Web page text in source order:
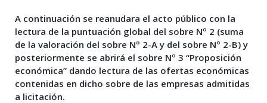
A continuación se reanudara el acto público con la
lectura de la puntuación global del sobre Nº 2 (suma
de la valoración del sobre Nº 2-A y del sobre Nº 2-B) y
posteriormente se abrirá el sobre Nº 3 “Proposición
económica” dando lectura de las ofertas económicas
contenidas en dicho sobre de las empresas admitidas
a licitación.